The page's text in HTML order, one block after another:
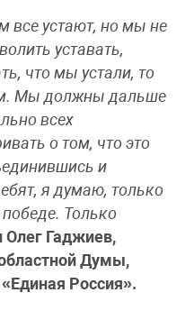
все устают, но мы не
уставать,
что мы устали, то
Мы должны дальше
всех
о том, что это
и
я думаю, только
Только
Олег Гаджиев,
Думы,
Россия».